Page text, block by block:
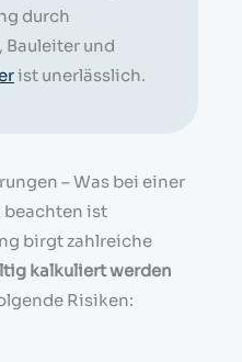
durch
und
ist unerlässlich.
– Was bei einer
beachten ist
birgt zahlreiche
kalkuliert werden
Risiken: